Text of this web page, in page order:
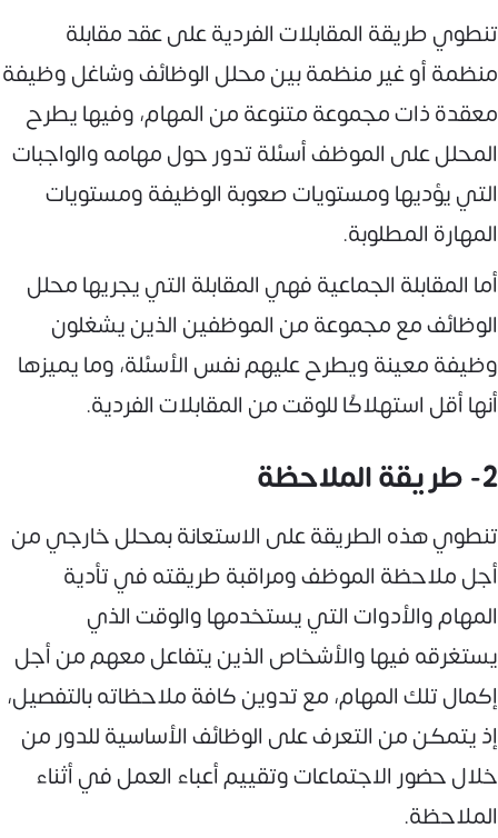
تنطوي طريقة المقابلات الفردية على عقد مقابلة
منظمة أو غير منظمة بين محلل الوظائف وشاغل وظيفة
معقدة ذات مجموعة متنوعة من المهام، وفيها يطرح
المحلل على الموظف أسئلة تدور حول مهامه والواجبات
التي يؤديها ومستويات صعوبة الوظيفة ومستويات
المهارة المطلوبة.
أما المقابلة الجماعية فهي المقابلة التي يجريها محلل
الوظائف مع مجموعة من الموظفين الذين يشغلون
وظيفة معينة ويطرح عليهم نفس الأسئلة، وما يميزها
أنها أقل استهلاكًا للوقت من المقابلات الفردية.
2- طريقة الملاحظة
تنطوي هذه الطريقة على الاستعانة بمحلل خارجي من
أجل ملاحظة الموظف ومراقبة طريقته في تأدية
المهام والأدوات التي يستخدمها والوقت الذي
يستغرقه فيها والأشخاص الذين يتفاعل معهم من أجل
إكمال تلك المهام، مع تدوين كافة ملاحظاته بالتفصيل،
إذ يتمكن من التعرف على الوظائف الأساسية للدور من
خلال حضور الاجتماعات وتقييم أعباء العمل في أثناء
الملاحظة.